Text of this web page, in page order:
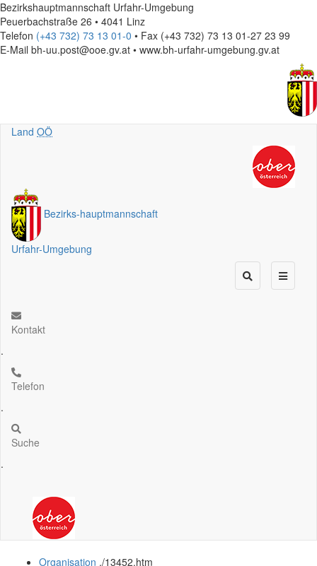
Bezirkshauptmannschaft Urfahr-Umgebung
Peuerbachstraße 26 • 4041 Linz
Telefon (+43 732) 73 13 01-0 • Fax (+43 732) 73 13 01-27 23 99
E-Mail bh-uu.post@ooe.gv.at • www.bh-urfahr-umgebung.gv.at
Land OÖ
Bezirks-hauptmannschaft
Urfahr-Umgebung
Kontakt
.
Telefon
.
Suche
.
Organisation ./13452.htm